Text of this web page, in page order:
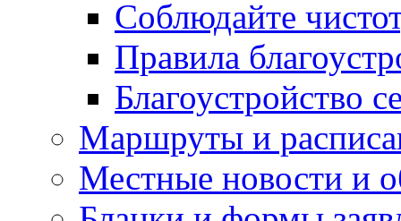
Соблюдайте
Правила
Благоустройство
Маршруты и
Местные новости и